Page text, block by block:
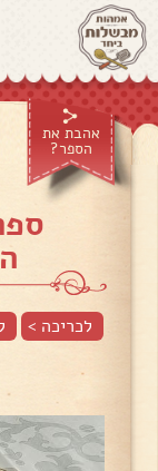
אהבת את
הספר?
לכריכה >